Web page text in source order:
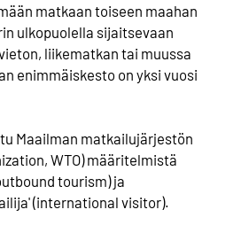
matkaan toiseen maahan
ulkopuolella sijaitsevaan
liikematkan tai muussa
enimmäiskesto on yksi vuosi
Maailman matkailujärjestön
WTO) määritelmistä
tourism) ja
(international visitor).